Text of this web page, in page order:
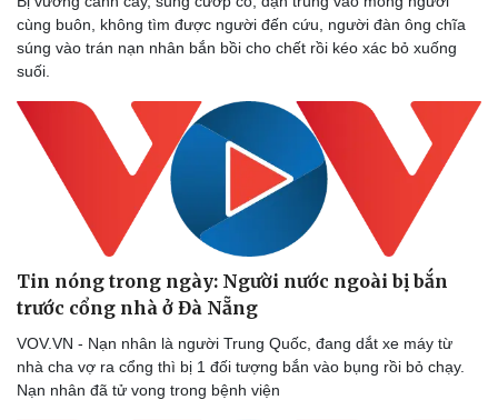
cùng buôn, không tìm được người đến cứu, người đàn ông chĩa
súng vào trán nạn nhân bắn bồi cho chết rồi kéo xác bỏ xuống
suối.
Tin nóng trong ngày: Người nước ngoài bị bắn
trước cổng nhà ở Đà Nẵng
VOV.VN - Nạn nhân là người Trung Quốc, đang dắt xe máy từ
nhà cha vợ ra cổng thì bị 1 đối tượng bắn vào bụng rồi bỏ chạy.
Nạn nhân đã tử vong trong bệnh viện